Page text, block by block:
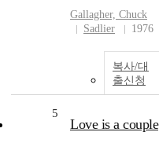
Gallagher, Chuck
Sadlier
1976
복사/대
출신청
5
Love is a couple